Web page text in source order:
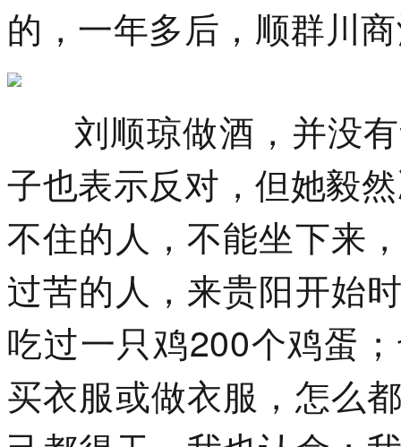
的，一年多后，顺群川
刘顺琼做酒，并没有
子也表示反对，但她毅
不住的人，不能坐下来
过苦的人，来贵阳开始
吃过一只鸡200个鸡蛋
买衣服或做衣服，怎么